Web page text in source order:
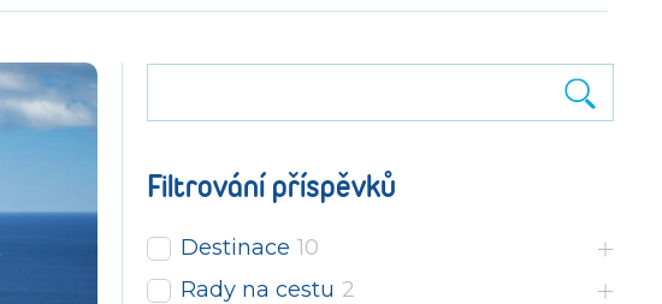
Filtrování příspěvků
Destinace 10
Rady na cestu 2